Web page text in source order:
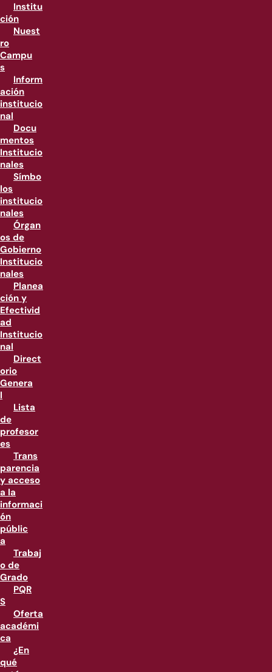
Institu
ción
Nuest
ro
Campu
s
Inform
ación
institucio
nal
Docu
mentos
Institucio
nales
Símbo
los
institucio
nales
Órgan
os de
Gobierno
Institucio
nales
Planea
ción y
Efectivid
ad
Institucio
nal
Direct
orio
Genera
l
Lista
de
profesor
es
Trans
parencia
y acceso
a la
informaci
ón
públic
a
Trabaj
o de
Grado
PQR
S
Oferta
académi
ca
¿En
qué